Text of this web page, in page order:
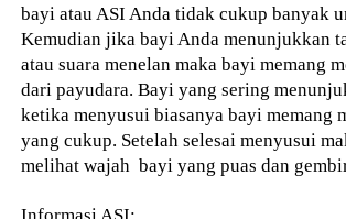
bayi atau ASI Anda tidak cukup banyak
Kemudian jika bayi Anda menunjukkan
atau suara menelan maka bayi memang
dari payudara. Bayi yang sering
ketika menyusui biasanya bayi memang
yang cukup. Setelah selesai menyusui
melihat wajah bayi yang puas dan
Informasi ASI: